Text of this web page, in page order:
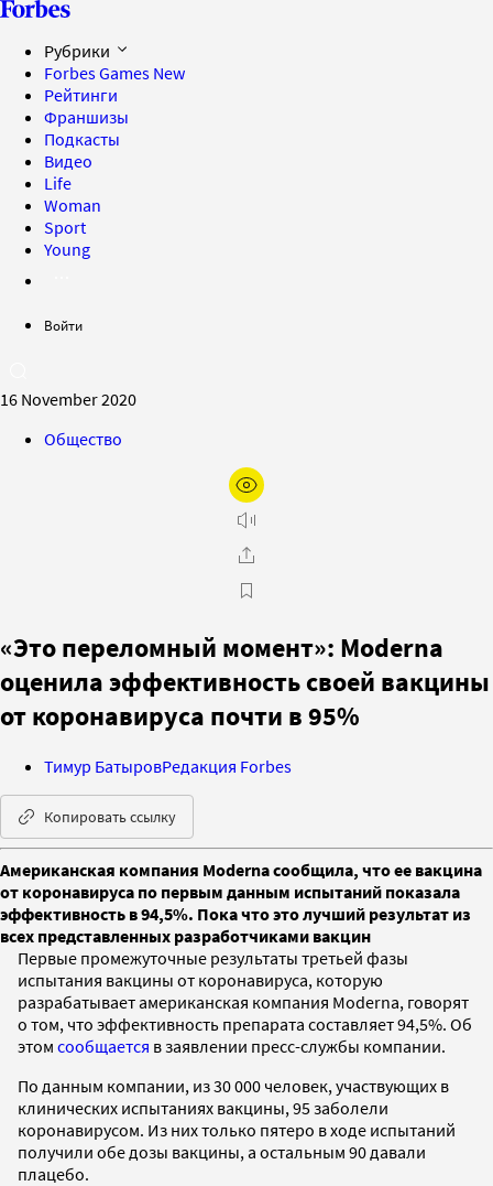
Рубрики
Forbes Games New
Рейтинги
Франшизы
Подкасты
Видео
Life
Woman
Sport
Young
Войти
16 November 2020
Общество
«Это переломный момент»: Moderna
оценила эффективность своей вакцины
от коронавируса почти в 95%
Тимур БатыровРедакция Forbes
Копировать ссылку
Американская компания Moderna сообщила, что ее вакцина
от коронавируса по первым данным испытаний показала
эффективность в 94,5%. Пока что это лучший результат из
всех представленных разработчиками вакцин
Первые промежуточные результаты третьей фазы
испытания вакцины от коронавируса, которую
разрабатывает американская компания Moderna, говорят
о том, что эффективность препарата составляет 94,5%. Об
этом сообщается в заявлении пресс-службы компании.
По данным компании, из 30 000 человек, участвующих в
клинических испытаниях вакцины, 95 заболели
коронавирусом. Из них только пятеро в ходе испытаний
получили обе дозы вакцины, а остальным 90 давали
плацебо.